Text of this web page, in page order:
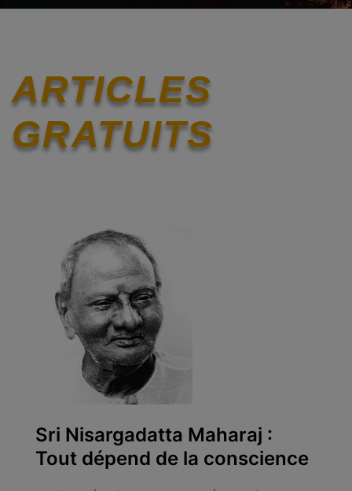
ARTICLES
GRATUITS
Sri Nisargadatta Maharaj :
Tout dépend de la conscience